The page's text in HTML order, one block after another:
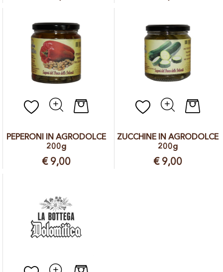
Quantità
PEPERONI IN AGRODOLCE
200g
€ 9,00
ZUCCHINE IN AGRODOLCE
200g
€ 9,00
Quantità